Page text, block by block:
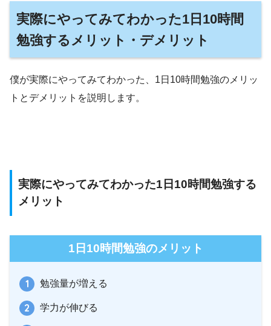
実際にやってみてわかった1日10時間
勉強するメリット・デメリット
僕が実際にやってみてわかった、1日10時間勉強のメリッ
トとデメリットを説明します。
実際にやってみてわかった1日10時間勉強する
メリット
1日10時間勉強のメリット
勉強量が増える
学力が伸びる